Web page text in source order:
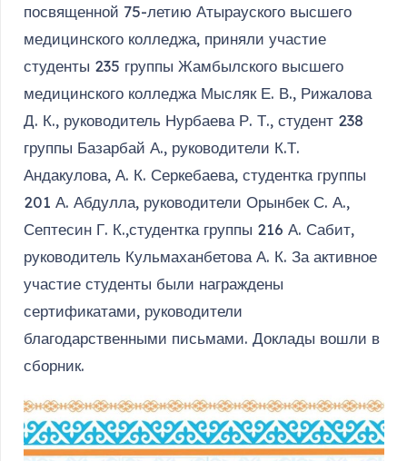
посвященной 75-летию Атырауского высшего
медицинского колледжа, приняли участие
студенты 235 группы Жамбылского высшего
медицинского колледжа Мысляк Е. В., Рижалова
Д. К., руководитель Нурбаева Р. Т., студент 238
группы Базарбай А., руководители К.Т.
Андакулова, А. К. Серкебаева, студентка группы
201 А. Абдулла, руководители Орынбек С. А.,
Септесин Г. К.,студентка группы 216 А. Сабит,
руководитель Кульмаханбетова А. К. За активное
участие студенты были награждены
сертификатами, руководители
благодарственными письмами. Доклады вошли в
сборник.